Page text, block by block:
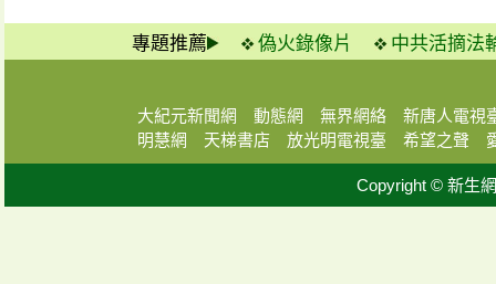
專題推薦 偽火錄像片 中共活摘法
大紀元新聞網 動態網 無界網絡
新唐人電視
明慧網
天梯書店 放光明電視臺 希望之聲
Copyright © 新生